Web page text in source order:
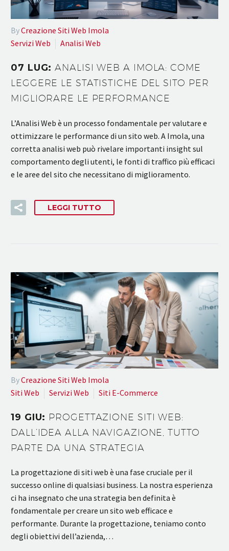
ByCreazione Siti Web Imola
Servizi Web
Analisi Web
07 LUG:ANALISI WEB A IMOLA: COME
LEGGERE LE STATISTICHE DEL SITO PER
MIGLIORARE LE PERFORMANCE
L’Analisi Web è un processo fondamentale per valutare e
ottimizzare le performance di un sito web. A Imola, una
corretta analisi web può rivelare importanti insight sul
comportamento degli utenti, le fonti di traffico più efficaci
e le aree del sito che necessitano di miglioramento.
LEGGI TUTTO
ByCreazione Siti Web Imola
Siti Web
Servizi Web Siti E-Commerce
19 GIU: PROGETTAZIONE SITI WEB:
DALL’IDEA ALLA NAVIGAZIONE, TUTTO
PARTE DA UNA STRATEGIA
La progettazione di siti web è una fase cruciale per il
successo online di qualsiasi business. La nostra esperienza
ci ha insegnato che una strategia ben definita è
fondamentale per creare un sito web efficace e
performante. Durante la progettazione, teniamo conto
degli obiettivi dell’azienda,…